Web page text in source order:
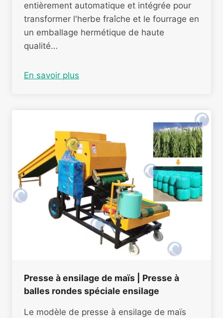
entièrement automatique et intégrée pour
transformer l'herbe fraîche et le fourrage en
un emballage hermétique de haute
qualité…
En savoir plus
Presse à ensilage de maïs | Presse à
balles rondes spéciale ensilage
Le modèle de presse à ensilage de maïs